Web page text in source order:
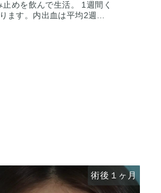
めを飲んで生活。 1週間く
ます。内出血は平均2週間
術後１ヶ月術後３ヶ月